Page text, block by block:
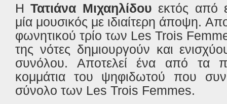
ΗΤατιάνα Μιχαηλίδου εκτός από
μία μουσικός με ιδιαίτερη άποψη.
φωνητικού τρίο των Les Trois
της νότες δημιουργούν και
συνόλου. Αποτελεί ένα από τα
κομμάτια του ψηφιδωτού που
σύνολο των Les Trois Femmes.